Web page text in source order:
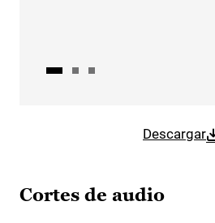
Descargar
Cortes de audio